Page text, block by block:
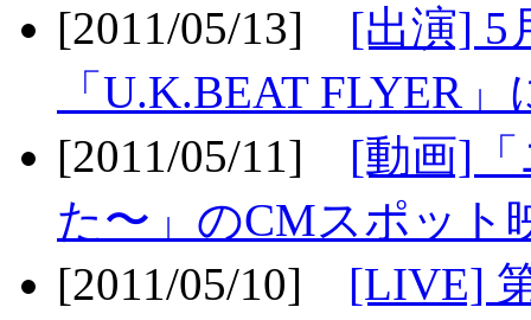
[2011/05/13] [出演] 5
「U.K.BEAT FLYER
[2011/05/11] [動画]
た〜」のCMスポット
[2011/05/10] [LIVE]